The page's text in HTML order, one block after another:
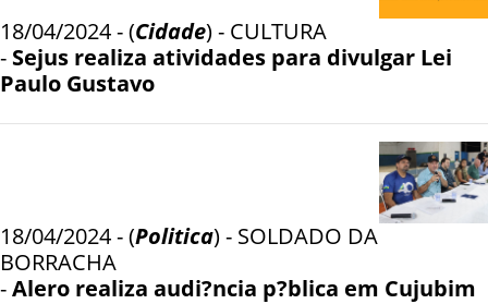
18/04/2024 - (Cidade) - CULTURA
- Sejus realiza atividades para divulgar Lei
Paulo Gustavo
18/04/2024 - (Politica) - SOLDADO DA
BORRACHA
-Alero realiza audi?ncia p?blica em Cujubim